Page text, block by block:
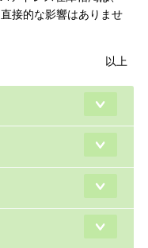
接的な影響はありませ
以上